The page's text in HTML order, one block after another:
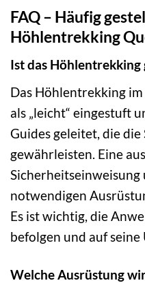
FAQ – Häufig
Höhlentrekking
Ist das Höhlentrekking
Das Höhlentrekking
als „leicht“ eingestuft
Guides geleitet, die
gewährleisten. Eine
notwendigen
Es ist wichtig, die
befolgen und auf
Welche Ausrüstung